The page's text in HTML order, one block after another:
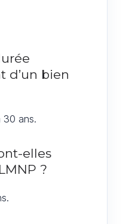
d’un bien
30 ans.
elles
?